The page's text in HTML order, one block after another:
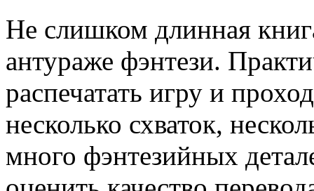
Не слишком длинная
антураже фэнтези.
распечатать игру и
несколько схваток,
много фэнтезийных